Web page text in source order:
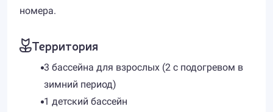
номера.
Территория
3 бассейна для взрослых (2 с подогревом в
зимний период)
1 детский бассейн